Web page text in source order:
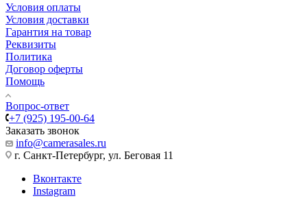
Условия оплаты
Условия доставки
Гарантия на товар
Реквизиты
Политика
Договор оферты
Помощь
Вопрос-ответ
+7 (925) 195-00-64
Заказать звонок
info@camerasales.ru
г. Санкт-Петербург, ул. Беговая 11
Вконтакте
Instagram